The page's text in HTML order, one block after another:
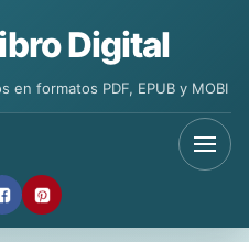
Digital
en formatos PDF, EPUB y MOBI